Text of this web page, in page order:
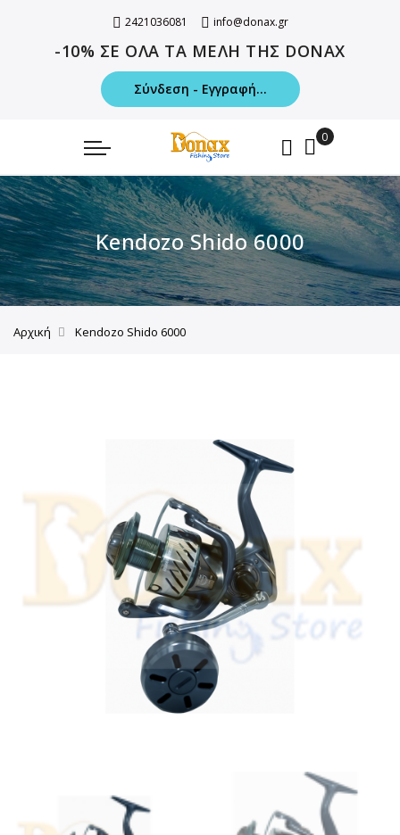
2421036081 info@donax.gr
-10% ΣΕ ΟΛΑ ΤΑ ΜΕΛΗ ΤΗΣ DONAX
Σύνδεση - Εγγραφή...
Kendozo Shido 6000
Αρχική Kendozo Shido 6000